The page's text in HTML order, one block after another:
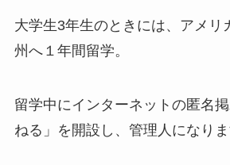
大学生3年生のときには、アメリ
州へ１年間留学。
留学中にインターネットの匿名
ねる」を開設し、管理人になりま